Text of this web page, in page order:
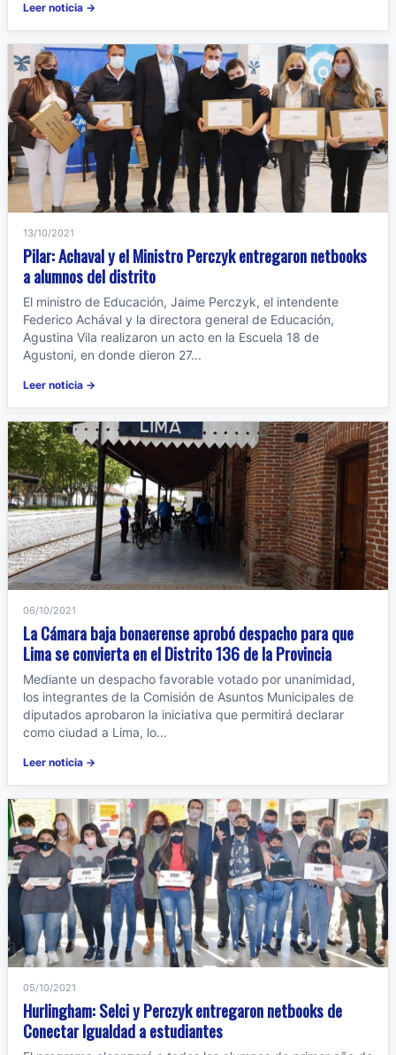
Leer noticia →
13/10/2021
Pilar: Achaval y el Ministro Perczyk entregaron netbooks
a alumnos del distrito
El ministro de Educación, Jaime Perczyk, el intendente
Federico Achával y la directora general de Educación,
Agustina Vila realizaron un acto en la Escuela 18 de
Agustoni, en donde dieron 27...
Leer noticia →
06/10/2021
La Cámara baja bonaerense aprobó despacho para que
Lima se convierta en el Distrito 136 de la Provincia
Mediante un despacho favorable votado por unanimidad,
los integrantes de la Comisión de Asuntos Municipales de
diputados aprobaron la iniciativa que permitirá declarar
como ciudad a Lima, lo...
Leer noticia →
05/10/2021
Hurlingham: Selci y Perczyk entregaron netbooks de
Conectar Igualdad a estudiantes